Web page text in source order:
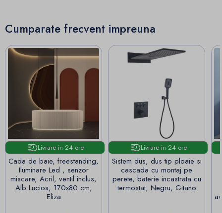
Cumparate frecvent impreuna
Livrare in 24 ore
Cada de baie, freestanding,
Iluminare Led , senzor
miscare, Acril, ventil inclus,
Alb Lucios, 170x80 cm,
Eliza
Livrare in 24 ore
Sistem dus, dus tip ploaie si
cascada cu montaj pe
perete, baterie incastrata cu
termostat, Negru, Gitano